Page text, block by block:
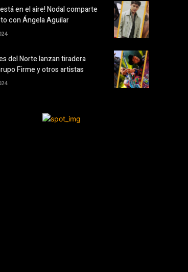
está en el aire! Nodal comparte
con Ángela Aguilar
del Norte lanzan tiradera
Firme y otros artistas